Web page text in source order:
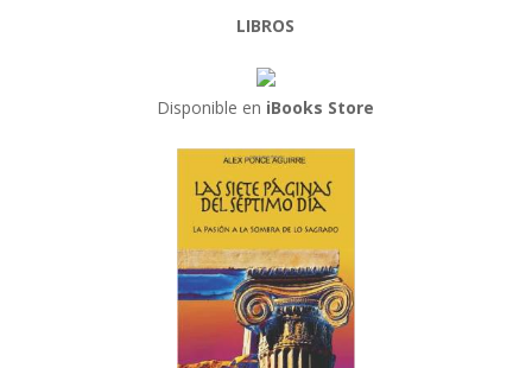
LIBROS
Disponible en iBooks Store